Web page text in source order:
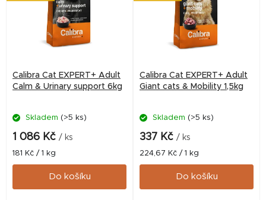
Calibra Cat EXPERT+ Adult
Calm & Urinary support 6kg
Skladem (>5 ks)
1 086 Kč / ks
Měrná
cena:
181 Kč / 1 kg
Do košíku
Calibra Cat EXPERT+ Adult
Giant cats & Mobility 1,5kg
Skladem (>5 ks)
337 Kč / ks
Měrná
cena:
224,67 Kč / 1 kg
Do košíku